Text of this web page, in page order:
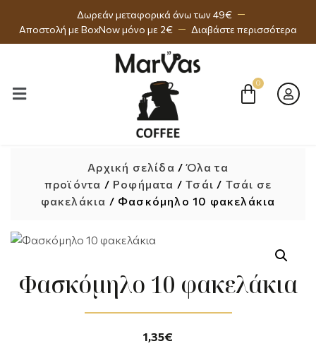
Δωρεάν μεταφορικά άνω των 49€
Αποστολή με BoxNow μόνο με 2€
Διαβάστε περισσότερα
Αρχική σελίδα /Όλα τα
προϊόντα / Ροφήματα /Τσάι / Τσάι σε
φακελάκια / Φασκόμηλο 10 φακελάκια
Φασκόμηλο 10 φακελάκια
1,35€